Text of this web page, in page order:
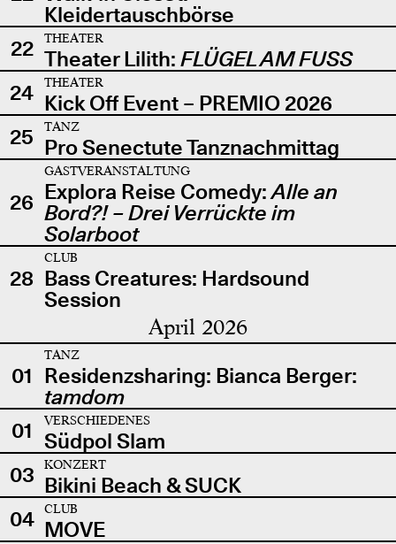
Kleidertauschbörse
22
THEATER
Theater Lilith: FLÜGEL AM FUSS
24
THEATER
Kick Off Event – PREMIO 2026
25
TANZ
Pro Senectute Tanznachmittag
26
GASTVERANSTALTUNG
Explora Reise Comedy:Alle an
Bord?! – Drei Verrückte im
Solarboot
28
CLUB
Bass Creatures: Hardsound
Session
April 2026
01
TANZ
Residenzsharing: Bianca Berger:
tamdom
01
VERSCHIEDENES
Südpol Slam
03
KONZERT
Bikini Beach & SUCK
04
CLUB
MOVE